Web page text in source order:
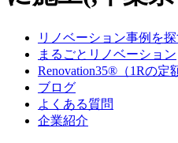
リノベーション事例を
まるごとリノベーション
Renovation35®（1Rの定
ブログ
よくある質問
企業紹介